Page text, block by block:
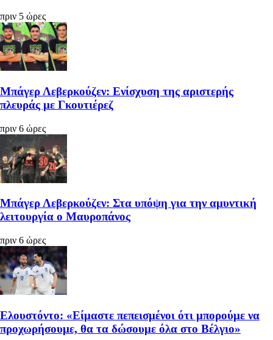
πριν 5 ώρες
Μπάγερ Λεβερκούζεν: Ενίσχυση της αριστερής
πλευράς με Γκουτιέρεζ
πριν 6 ώρες
Μπάγερ Λεβερκούζεν: Στα υπόψη για την αμυντική
λειτουργία ο Μαυροπάνος
πριν 6 ώρες
Ελουστόντο: «Είμαστε πεπεισμένοι ότι μπορούμε να
προχωρήσουμε, θα τα δώσουμε όλα στο Βέλγιο»